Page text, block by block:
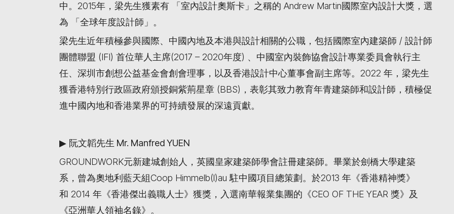
中。2015年，梁先生獲素有 「室內設計奧斯卡」之稱的 Andrew Martin國際室內設計大獎，選
為 「全球年度設計師」。
梁先生近年積極參與國際、中國內地及本港與設計相關的公職，包括國際室內建築師 / 設計師
團體聯盟 (IFI) 首位華人主席(2017 – 2020年度) 、中國室內裝飾協會設計專業委員會執行主
任、深圳市創想公益基金會創會理事，以及香港設計中心董事會副主席等。2022 年，梁先生
獲香港特別行政區政府頒授銅紫荊星章 (BBS)，表彰其致力教育年青建築師和設計師，積極促
進中國內地和香港業界的可持續發展的深遠貢獻。
▶ 阮文韜先生 Mr. Manfred YUEN
GROUNDWORK元新建城創始人，英國皇家建築師學會註冊建築師。畢業於劍橋大學建築
系，曾為奧地利藍天組Coop Himmelb(l)au 駐中國項目總策劃。於2013 年《香港精神獎》
和 2014 年《香港傑出義職人士》獲獎，入選南華報業集團的《CEO OF THE YEAR 獎》及
《亞洲華人領袖名錄》。